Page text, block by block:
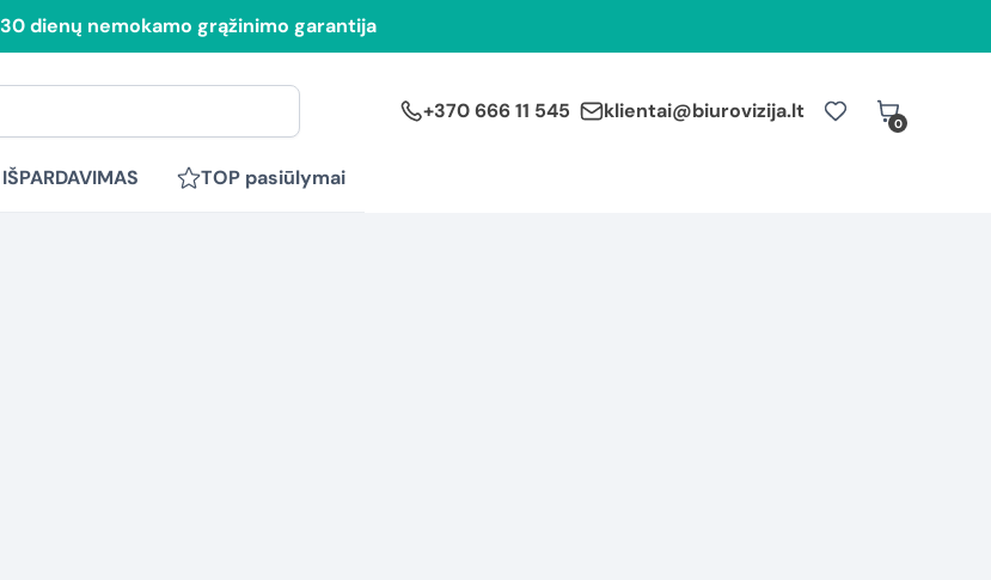
30 dienų nemokamo grąžinimo garantija
+370 666 11 545 klientai@biurovizija.lt 0
IŠPARDAVIMAS TOP pasiūlymai